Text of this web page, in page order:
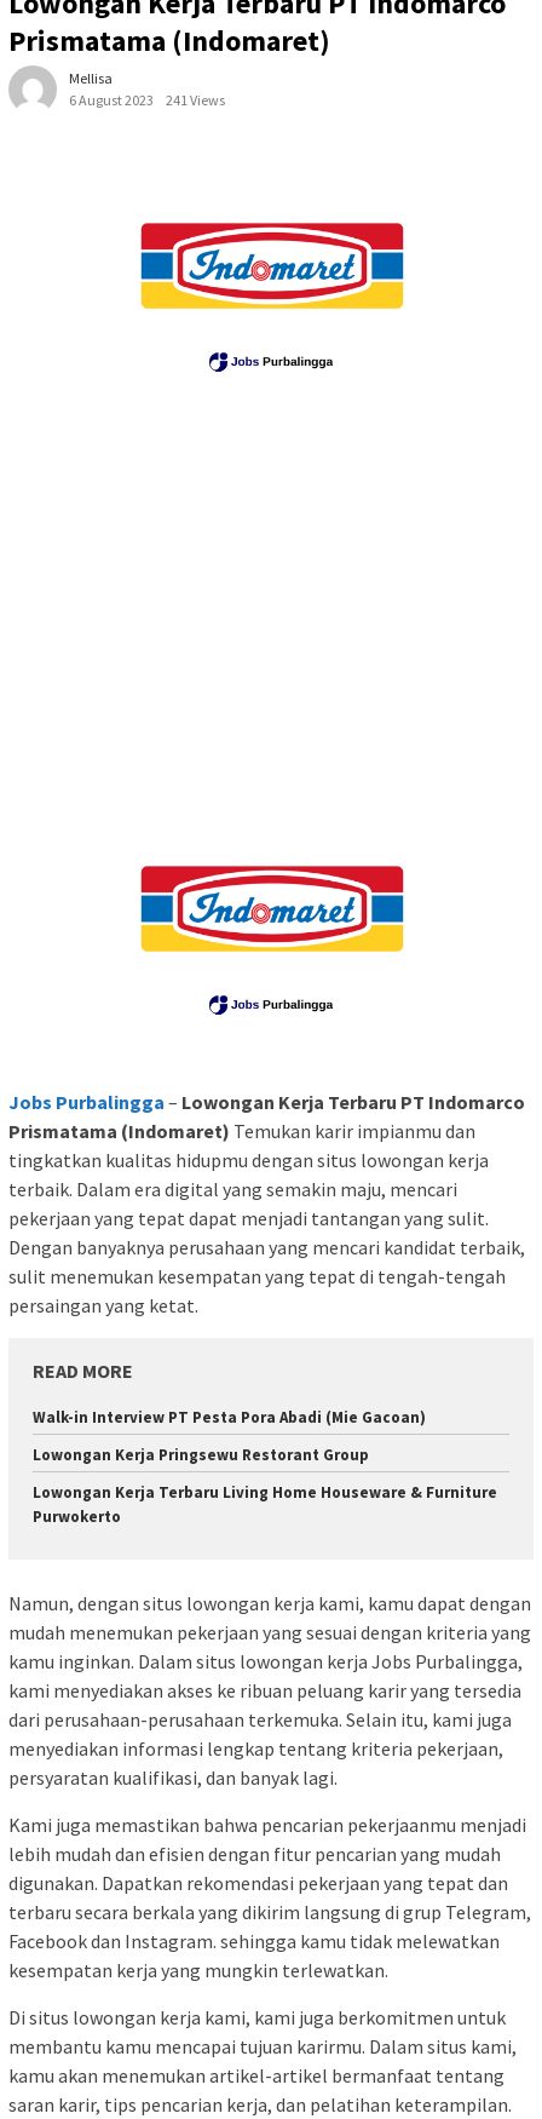
Prismatama (Indomaret)
Mellisa
6 August 2023
241 Views
Jobs Purbalingga – Lowongan Kerja Terbaru PT Indomarco
Prismatama (Indomaret) Temukan karir impianmu dan
tingkatkan kualitas hidupmu dengan situs lowongan kerja
terbaik. Dalam era digital yang semakin maju, mencari
pekerjaan yang tepat dapat menjadi tantangan yang sulit.
Dengan banyaknya perusahaan yang mencari kandidat terbaik,
sulit menemukan kesempatan yang tepat di tengah-tengah
persaingan yang ketat.
READ MORE
Walk-in Interview PT Pesta Pora Abadi (Mie Gacoan)
Lowongan Kerja Pringsewu Restorant Group
Lowongan Kerja Terbaru Living Home Houseware & Furniture
Purwokerto
Namun, dengan situs lowongan kerja kami, kamu dapat dengan
mudah menemukan pekerjaan yang sesuai dengan kriteria yang
kamu inginkan. Dalam situs lowongan kerja Jobs Purbalingga,
kami menyediakan akses ke ribuan peluang karir yang tersedia
dari perusahaan-perusahaan terkemuka. Selain itu, kami juga
menyediakan informasi lengkap tentang kriteria pekerjaan,
persyaratan kualifikasi, dan banyak lagi.
Kami juga memastikan bahwa pencarian pekerjaanmu menjadi
lebih mudah dan efisien dengan fitur pencarian yang mudah
digunakan. Dapatkan rekomendasi pekerjaan yang tepat dan
terbaru secara berkala yang dikirim langsung di grup Telegram,
Facebook dan Instagram. sehingga kamu tidak melewatkan
kesempatan kerja yang mungkin terlewatkan.
Di situs lowongan kerja kami, kami juga berkomitmen untuk
membantu kamu mencapai tujuan karirmu. Dalam situs kami,
kamu akan menemukan artikel-artikel bermanfaat tentang
saran karir, tips pencarian kerja, dan pelatihan keterampilan.